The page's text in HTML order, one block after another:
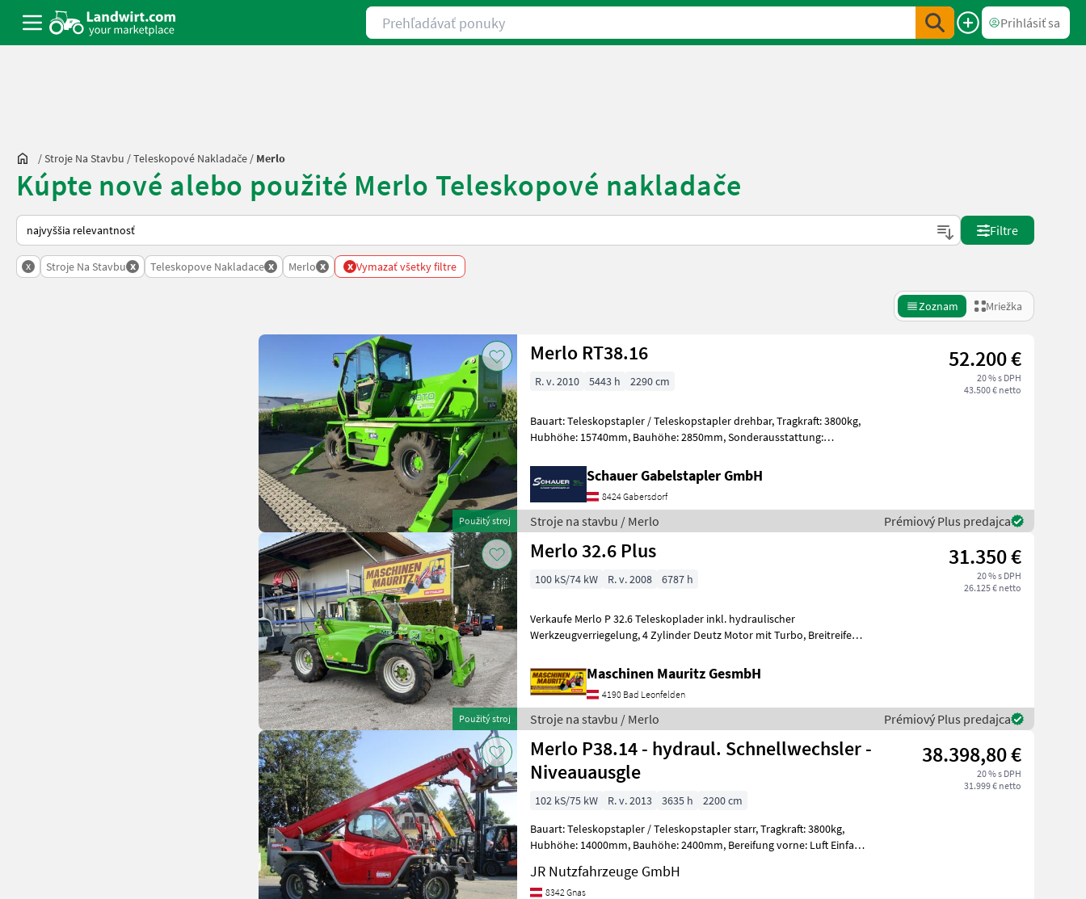
Prehľadávať ponuky
Prihlásiť sa
/Stroje Na Stavbu /Teleskopové Nakladače / Merlo
Kúpte nové alebo použité Merlo Teleskopové nakladače
Takto sa vykonáva triedenie na Landwirt.com
Filtre
x Stroje Na Stavbu x Teleskopove Nakladace x Merlo x x Vymazať všetky filtre
Zoznam Mriežka
Použitý stroj
Merlo RT38.16 52.200 €
20 % s DPH
43.500 € netto
R. v. 2010 5443 h 2290 cm
Bauart: Teleskopstapler / Teleskopstapler drehbar, Tragkraft: 3800kg,
Hubhöhe: 15740mm, Bauhöhe: 2850mm, Sonderausstattung:
Schauer Gabelstapler GmbH
8424 Gabersdorf
Stroje na stavbu / Merlo Prémiový Plus predajca
Použitý stroj
Merlo 32.6 Plus 31.350 €
20 % s DPH
26.125 € netto
100 kS/74 kW R. v. 2008 6787 h
Verkaufe Merlo P 32.6 Teleskoplader inkl. hydraulischer
Werkzeugverriegelung, 4 Zylinder Deutz Motor mit Turbo, Breitreifen,
Maschinen Mauritz GesmbH
4190 Bad Leonfelden
Stroje na stavbu / Merlo Prémiový Plus predajca
Merlo P38.14 - hydraul. Schnellwechsler -
Niveauausgle
38.398,80 €
20 % s DPH
31.999 € netto
102 kS/75 kW R. v. 2013 3635 h
2200 cm
Bauart: Teleskopstapler / Teleskopstapler starr, Tragkraft: 3800kg,
Hubhöhe: 14000mm, Bauhöhe: 2400mm, Bereifung vorne: Luft Einfach
JR Nutzfahrzeuge GmbH
8342 Gnas